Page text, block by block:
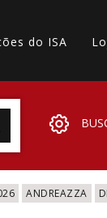
do ISA
ANDREAZZA